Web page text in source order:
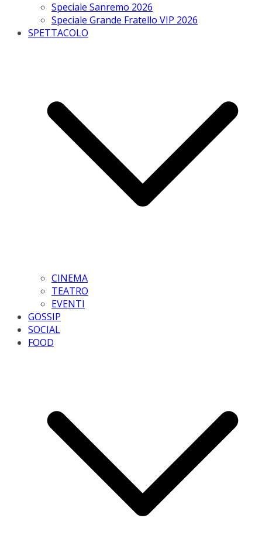
Speciale Sanremo 2026
Speciale Grande Fratello VIP 2026
SPETTACOLO
CINEMA
TEATRO
EVENTI
GOSSIP
SOCIAL
FOOD